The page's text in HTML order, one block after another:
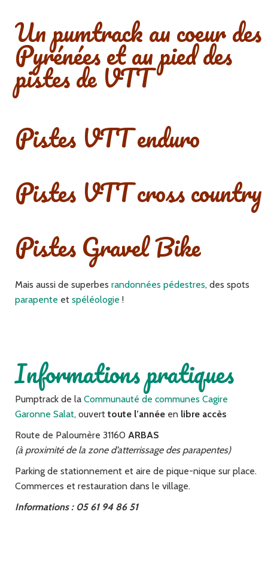
Un pumtrack au coeur des
Pyrénées et au pied des
pistes de VTT
Pistes VTT enduro
Pistes VTT cross country
Pistes Gravel Bike
Mais aussi de superbes randonnées pédestres, des spots
parapente et spéléologie !
Informations pratiques
Pumptrack de la Communauté de communes Cagire
Garonne Salat, ouvert toute l’année en libre accès
Route de Paloumère 31160 ARBAS
(à proximité de la zone d’atterrissage des parapentes)
Parking de stationnement et aire de pique-nique sur place.
Commerces et restauration dans le village.
Informations : 05 61 94 86 51